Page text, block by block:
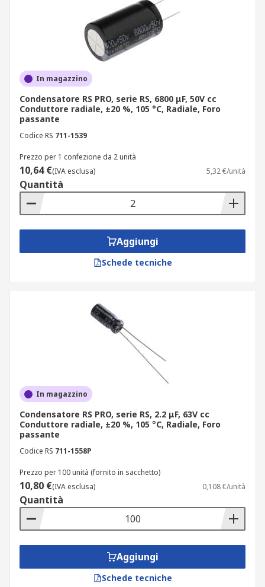
In magazzino
Condensatore RS PRO, serie RS, 6800 μF, 50V cc
Conduttore radiale, ±20 %, 105 °C, Radiale, Foro
passante
Codice RS 711-1539
Prezzo per 1 confezione da 2 unità
10,64 €(IVA esclusa) 5,32 €/unità
Quantità
Aggiungi
Schede tecniche
In magazzino
Condensatore RS PRO, serie RS, 2.2 μF, 63V cc
Conduttore radiale, ±20 %, 105 °C, Radiale, Foro
passante
Codice RS 711-1558P
Prezzo per 100 unità (fornito in sacchetto)
10,80 €(IVA esclusa) 0,108 €/unità
Quantità
Aggiungi
Schede tecniche